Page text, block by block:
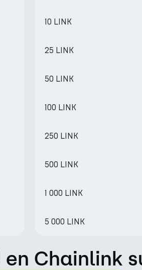
10 LINK
25 LINK
50 LINK
100 LINK
250 LINK
500 LINK
1 000 LINK
5 000 LINK
Chainlink